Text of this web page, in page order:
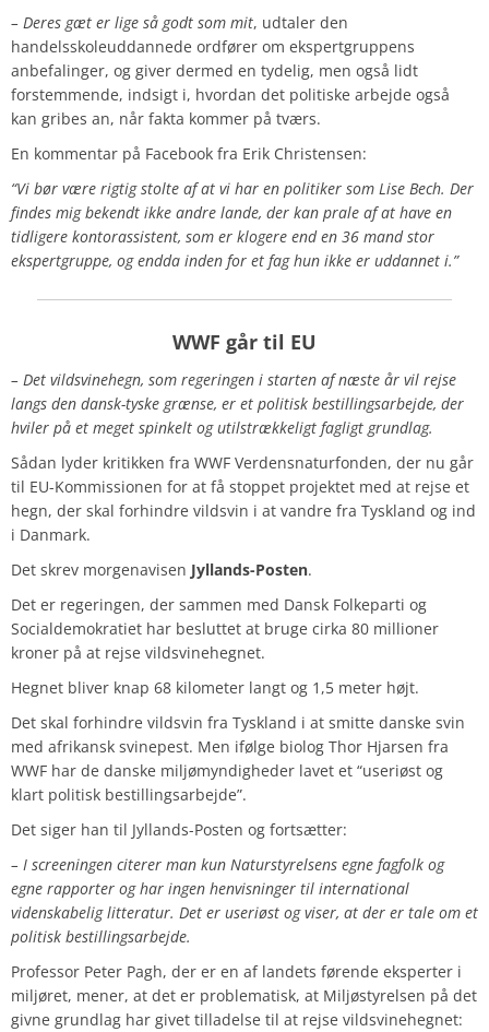
– Deres gæt er lige så godt som mit, udtaler den
handelsskoleuddannede ordfører om ekspertgruppens
anbefalinger, og giver dermed en tydelig, men også lidt
forstemmende, indsigt i, hvordan det politiske arbejde også
kan gribes an, når fakta kommer på tværs.
En kommentar på Facebook fra Erik Christensen:
“Vi bør være rigtig stolte af at vi har en politiker som Lise Bech. Der
findes mig bekendt ikke andre lande, der kan prale af at have en
tidligere kontorassistent, som er klogere end en 36 mand stor
ekspertgruppe, og endda inden for et fag hun ikke er uddannet i.”
WWF går til EU
– Det vildsvinehegn, som regeringen i starten af næste år vil rejse
langs den dansk-tyske grænse, er et politisk bestillingsarbejde, der
hviler på et meget spinkelt og utilstrækkeligt fagligt grundlag.
Sådan lyder kritikken fra WWF Verdensnaturfonden, der nu går
til EU-Kommissionen for at få stoppet projektet med at rejse et
hegn, der skal forhindre vildsvin i at vandre fra Tyskland og ind
i Danmark.
Det skrev morgenavisen Jyllands-Posten.
Det er regeringen, der sammen med Dansk Folkeparti og
Socialdemokratiet har besluttet at bruge cirka 80 millioner
kroner på at rejse vildsvinehegnet.
Hegnet bliver knap 68 kilometer langt og 1,5 meter højt.
Det skal forhindre vildsvin fra Tyskland i at smitte danske svin
med afrikansk svinepest. Men ifølge biolog Thor Hjarsen fra
WWF har de danske miljømyndigheder lavet et “useriøst og
klart politisk bestillingsarbejde”.
Det siger han til Jyllands-Posten og fortsætter:
– I screeningen citerer man kun Naturstyrelsens egne fagfolk og
egne rapporter og har ingen henvisninger til international
videnskabelig litteratur. Det er useriøst og viser, at der er tale om et
politisk bestillingsarbejde.
Professor Peter Pagh, der er en af landets førende eksperter i
miljøret, mener, at det er problematisk, at Miljøstyrelsen på det
givne grundlag har givet tilladelse til at rejse vildsvinehegnet: